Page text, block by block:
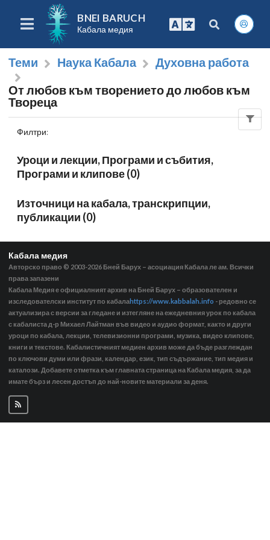
BNEI BARUCH
Кабала медия
Теми Наука Кабала
Духовна работа
От любов към творението до любов към
Твореца
Филтри:
Уроци и лекции, Програми и събития,
Програми и клипове (0)
Източници на кабала, транскрипции,
публикации (0)
Кабала медия
Авторско право © 2003-2026 Бней Барух – асоциация Кабала ле ам. Всички
права запазени
Кабала Медия е официалният архив на Бней Барух – образователен и
изследователски институт по кабалаhttps://www.kabbalah.info - редовно се
актуализира с версии за гледане и изтегляне на ежедневния урок по кабала
с кабалиста д-р Михаел Лайтман във видео и аудио формат, както и други
уроци по кабала, лекции, телевизионни програми, музика, видео клипове,
книги и текстове. Кабалистичният медиен архив може да бъде разглеждан
по ключови думи или фрази, календар, език, тип съдържание, тип медия и
каталози. Добавете отметка към главната страница на Кабала медия, за да
имате бърз и лесен достъп до най-новите материали за деня.